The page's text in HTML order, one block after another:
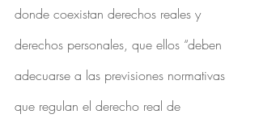
donde coexistan derechos reales y
derechos personales, que ellos “deben
adecuarse a las previsiones normativas
que regulan el derecho real de